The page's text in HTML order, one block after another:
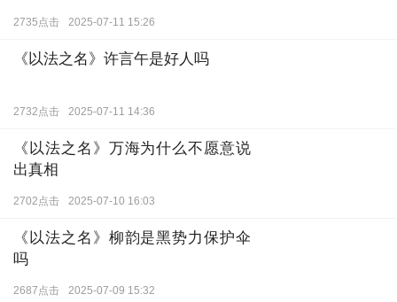
2735点击 2025-07-11 15:26
《以法之名》许言午是好人吗
2732点击 2025-07-11 14:36
《以法之名》万海为什么不愿意说
出真相
2702点击 2025-07-10 16:03
《以法之名》柳韵是黑势力保护伞
吗
2687点击 2025-07-09 15:32